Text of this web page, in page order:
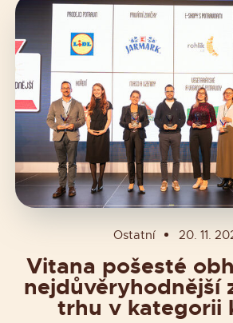
Ostatní 20. 11.
Vitana pošesté
nejdůvěryhodnější
trhu v kategorii